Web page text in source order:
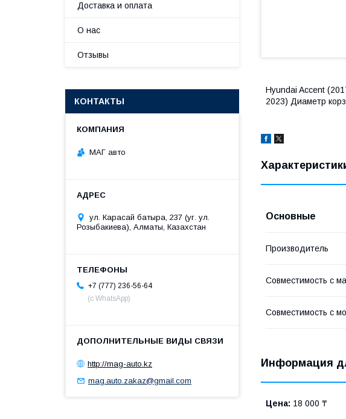
Hyundai Accent
2023) Диаметр
Основные
Производитель
Совместимость с
Совместимость с
Информация
Цена: 18 000 ₸
Доставка и оплата
О нас
Отзывы
КОНТАКТЫ
МАГ авто
ул. Карасай батыра, 237 (уг. ул.
Розыбакиева), Алматы, Казахстан
+7 (777) 236-56-64
(с WhatsApp)
http://mag-auto.kz
mag.auto.zakaz@gmail.com